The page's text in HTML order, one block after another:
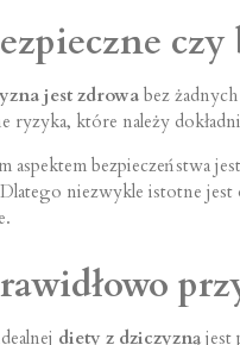
jest zdrowabez
ryzyka, które należy
aspektem bezpieczeństwa
niezwykle istotne
diety z dziczyzną jest